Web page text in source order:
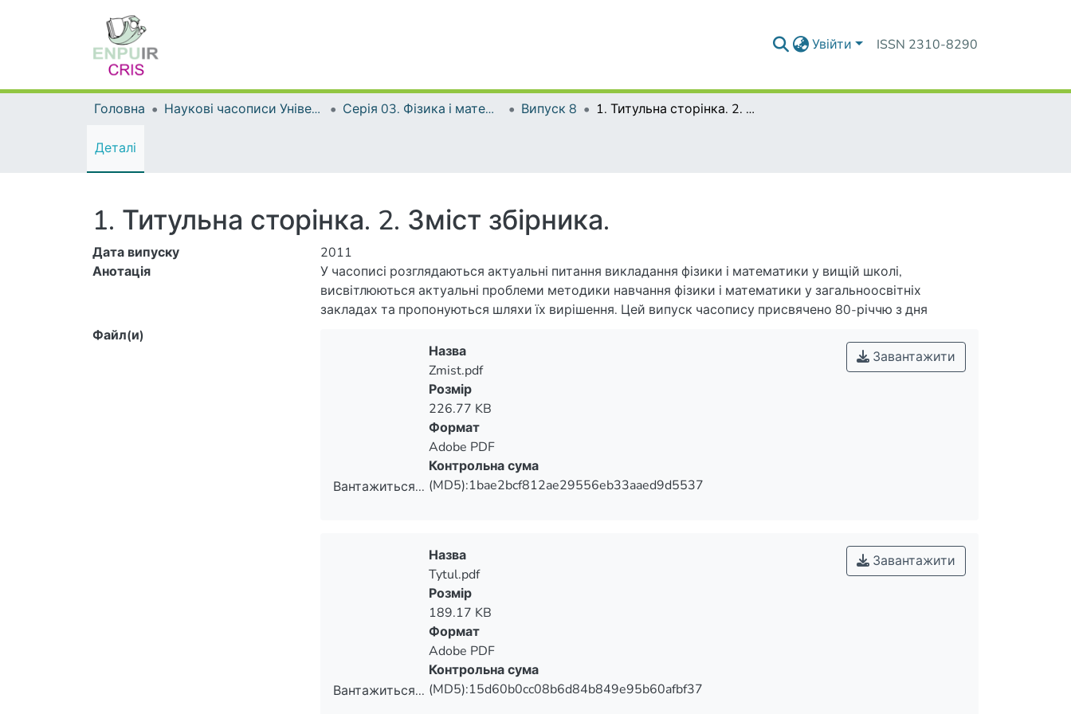
Увійти ISSN 2310-8290
Головна Наукові часописи Університету Серія 03. Фізика і математика у вищій і середній школі Випуск 8 1. Титульна сторінка. 2. Зміст збірника.
Деталі
1. Титульна сторінка. 2. Зміст збірника.
Дата випуску
2011
Анотація
У часописі розглядаються актуальні питання викладання фізики і математики у вищій школі,
висвітлюються актуальні проблеми методики навчання фізики і математики у загальноосвітніх
закладах та пропонуються шляхи їх вирішення. Цей випуск часопису присвячено 80-річчю з дня
Файл(и)
Вантажиться...
Завантажити
Назва
Zmist.pdf
Розмір
226.77 KB
Формат
Adobe PDF
Контрольна сума
(MD5):1bae2bcf812ae29556eb33aaed9d5537
Вантажиться...
Завантажити
Назва
Tytul.pdf
Розмір
189.17 KB
Формат
Adobe PDF
Контрольна сума
(MD5):15d60b0cc08b6d84b849e95b60afbf37